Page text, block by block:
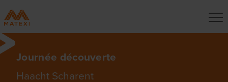
Journée découverte
Haacht Scharent